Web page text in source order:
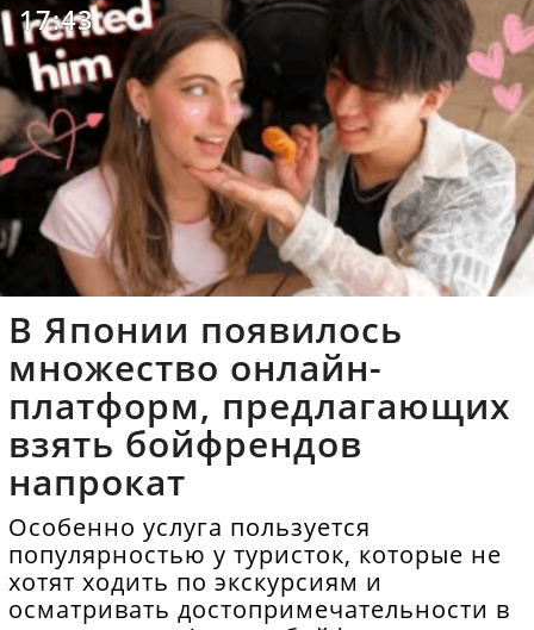
17:43
В Японии появилось
множество онлайн-
платформ, предлагающих
взять бойфрендов
напрокат
Особенно услуга пользуется
популярностью у туристок, которые не
хотят ходить по экскурсиям и
осматривать достопримечательности в